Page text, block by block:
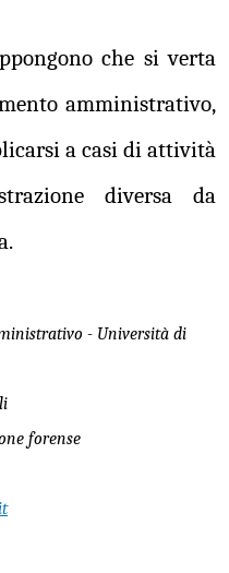
che si verta
amministrativo,
a casi di attività
diversa da
- Università di
forense